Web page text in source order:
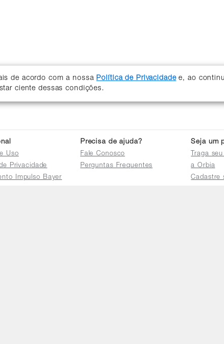
de acordo com a nossa Política de Privacidadee, ao
ciente dessas condições.
Uso
Privacidade
Impulso Bayer
Precisa de ajuda?
Fale Conosco
Perguntas Frequentes
Seja um
Traga
a Orbia
Cadastre